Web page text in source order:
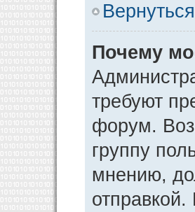
Почему
требуют
форум.
группу
мнению,